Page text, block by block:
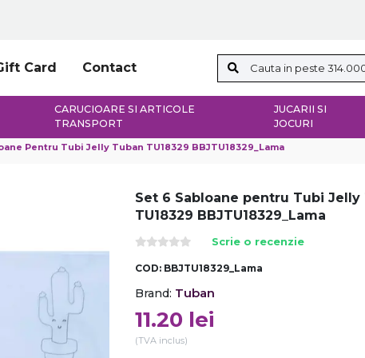
Card Contact
CARUCIOARE SI ARTICOLE
TRANSPORT
JUCARII SI
JOCURI
Pentru Tubi Jelly Tuban TU18329 BBJTU18329_Lama
Set 6 Sabloane pentru Tubi Jelly
TU18329 BBJTU18329_Lama
Scrie o recenzie
COD: BBJTU18329_Lama
Brand: Tuban
11.20 lei
(TVA inclus)